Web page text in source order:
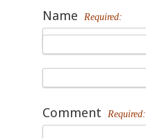
Name Required:
Comment Required: